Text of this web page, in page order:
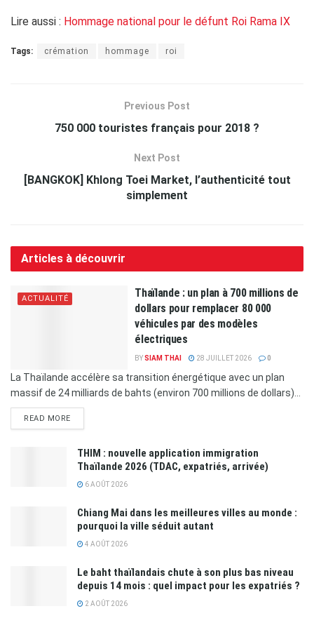
Lire aussi : Hommage national pour le défunt Roi Rama IX
Tags: crémation hommage roi
Previous Post
750 000 touristes français pour 2018 ?
Next Post
[BANGKOK] Khlong Toei Market, l’authenticité tout
simplement
Articles à découvrir
ACTUALITÉ
Thaïlande : un plan à 700 millions de
dollars pour remplacer 80 000
véhicules par des modèles
électriques
BYSIAM THAI 28 JUILLET 2026 0
La Thaïlande accélère sa transition énergétique avec un plan
massif de 24 milliards de bahts (environ 700 millions de dollars)...
READ MORE
THIM : nouvelle application immigration
Thaïlande 2026 (TDAC, expatriés, arrivée)
6 AOÛT 2026
Chiang Mai dans les meilleures villes au monde :
pourquoi la ville séduit autant
4 AOÛT 2026
Le baht thaïlandais chute à son plus bas niveau
depuis 14 mois : quel impact pour les expatriés ?
2 AOÛT 2026